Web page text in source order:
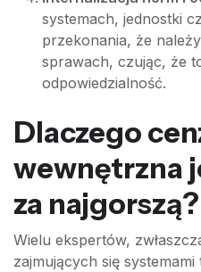
systemach, jednostki
przekonania, że
sprawach, czując, że
odpowiedzialność.
Dlaczego
wewnętrzna
za najgorszą?
Wielu ekspertów,
zajmujących się